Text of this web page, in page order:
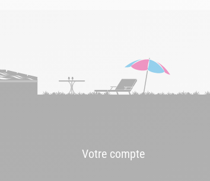
Votre compte